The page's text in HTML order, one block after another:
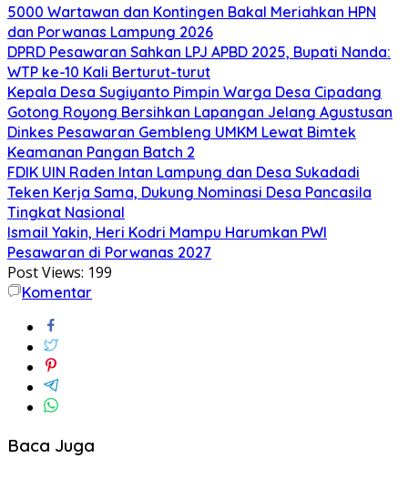
5000 Wartawan dan Kontingen Bakal Meriahkan HPN
dan Porwanas Lampung 2026
DPRD Pesawaran Sahkan LPJ APBD 2025, Bupati Nanda:
WTP ke-10 Kali Berturut-turut
Kepala Desa Sugiyanto Pimpin Warga Desa Cipadang
Gotong Royong Bersihkan Lapangan Jelang Agustusan
Dinkes Pesawaran Gembleng UMKM Lewat Bimtek
Keamanan Pangan Batch 2
FDIK UIN Raden Intan Lampung dan Desa Sukadadi
Teken Kerja Sama, Dukung Nominasi Desa Pancasila
Tingkat Nasional
Ismail Yakin, Heri Kodri Mampu Harumkan PWI
Pesawaran di Porwanas 2027
Post Views: 199
Komentar
Baca Juga